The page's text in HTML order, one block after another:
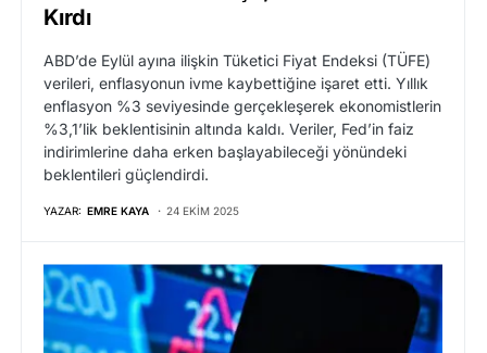
Kırdı
ABD’de Eylül ayına ilişkin Tüketici Fiyat Endeksi (TÜFE)
verileri, enflasyonun ivme kaybettiğine işaret etti. Yıllık
enflasyon %3 seviyesinde gerçekleşerek ekonomistlerin
%3,1’lik beklentisinin altında kaldı. Veriler, Fed’in faiz
indirimlerine daha erken başlayabileceği yönündeki
beklentileri güçlendirdi.
YAZAR: EMRE KAYA 24 EKIM 2025